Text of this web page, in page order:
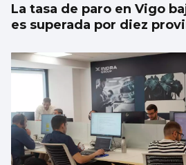
La tasa de paro en Vigo
es superada por diez